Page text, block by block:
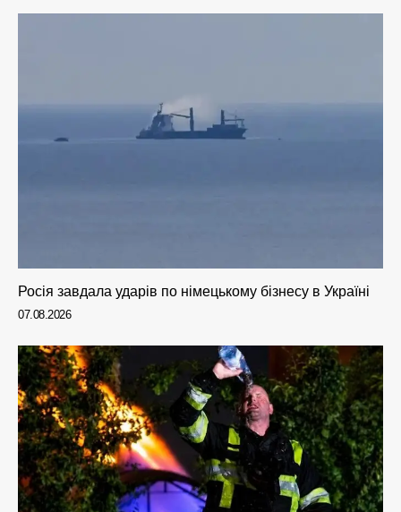
Росія завдала ударів по німецькому бізнесу в Україні
07.08.2026